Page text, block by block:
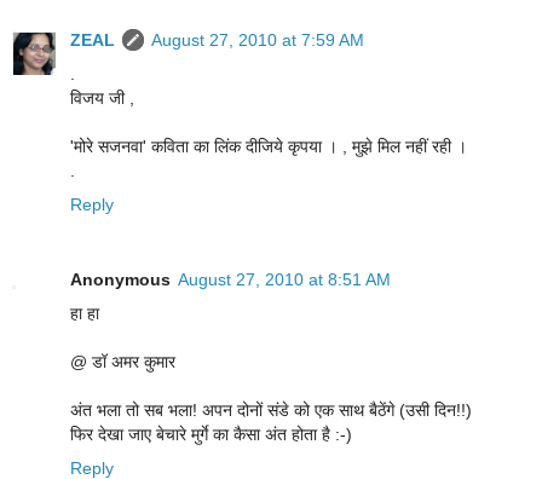
ZEAL
August 27, 2010 at 7:59 AM
विजय जी ,
'मोरे सजनवा' कविता का लिंक दीजिये कृपया । , मुझे मिल नहीं रही ।
Reply
Anonymous August 27, 2010 at 8:51 AM
हा हा
@ डॉ अमर कुमार
अंत भला तो सब भला! अपन दोनों संडे को एक साथ बैठेंगे (उसी दिन!!)
फिर देखा जाए बेचारे मुर्गे का कैसा अंत होता है :-)
Reply